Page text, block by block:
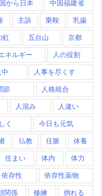
から日本 中国福建省
主訴 乗鞍 乳歯
虹 五台山 京都
ネルギー 人の役割
中 人事を尽くす
節 人格統合
人混み 人違い
く 今日も元気
仏教 任脈 休養
住まい 体内 体力
依存性 依存性薬物
関係 修練 倒れる